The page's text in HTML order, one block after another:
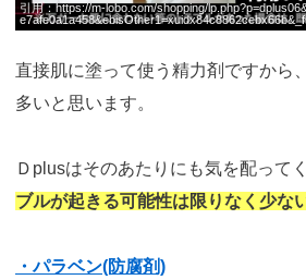
引用：https://m-lobo.com/shopping/
直接肌に塗って使う精力剤ですから
多いと思います。
Ｄplusはそのあたりにも気を配って
ブルが起きる可能性は限りなく少な
・パラベン(防腐剤)